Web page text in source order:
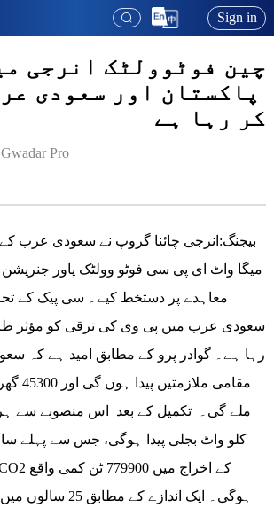
Sign in
چین فوٹوولٹک انرجی
پاکستان اور سعودی
کر رہا ہے
Gwadar Pro
میگا واٹ ای پی سی فوٹو وولٹک پاور
معاہدے پر دستخط کیے۔ سی پیک کے
سعودی عرب میں پی وی کی ترقی کو مؤثر
مقامی
ہوگی۔ ایک اندازے کے